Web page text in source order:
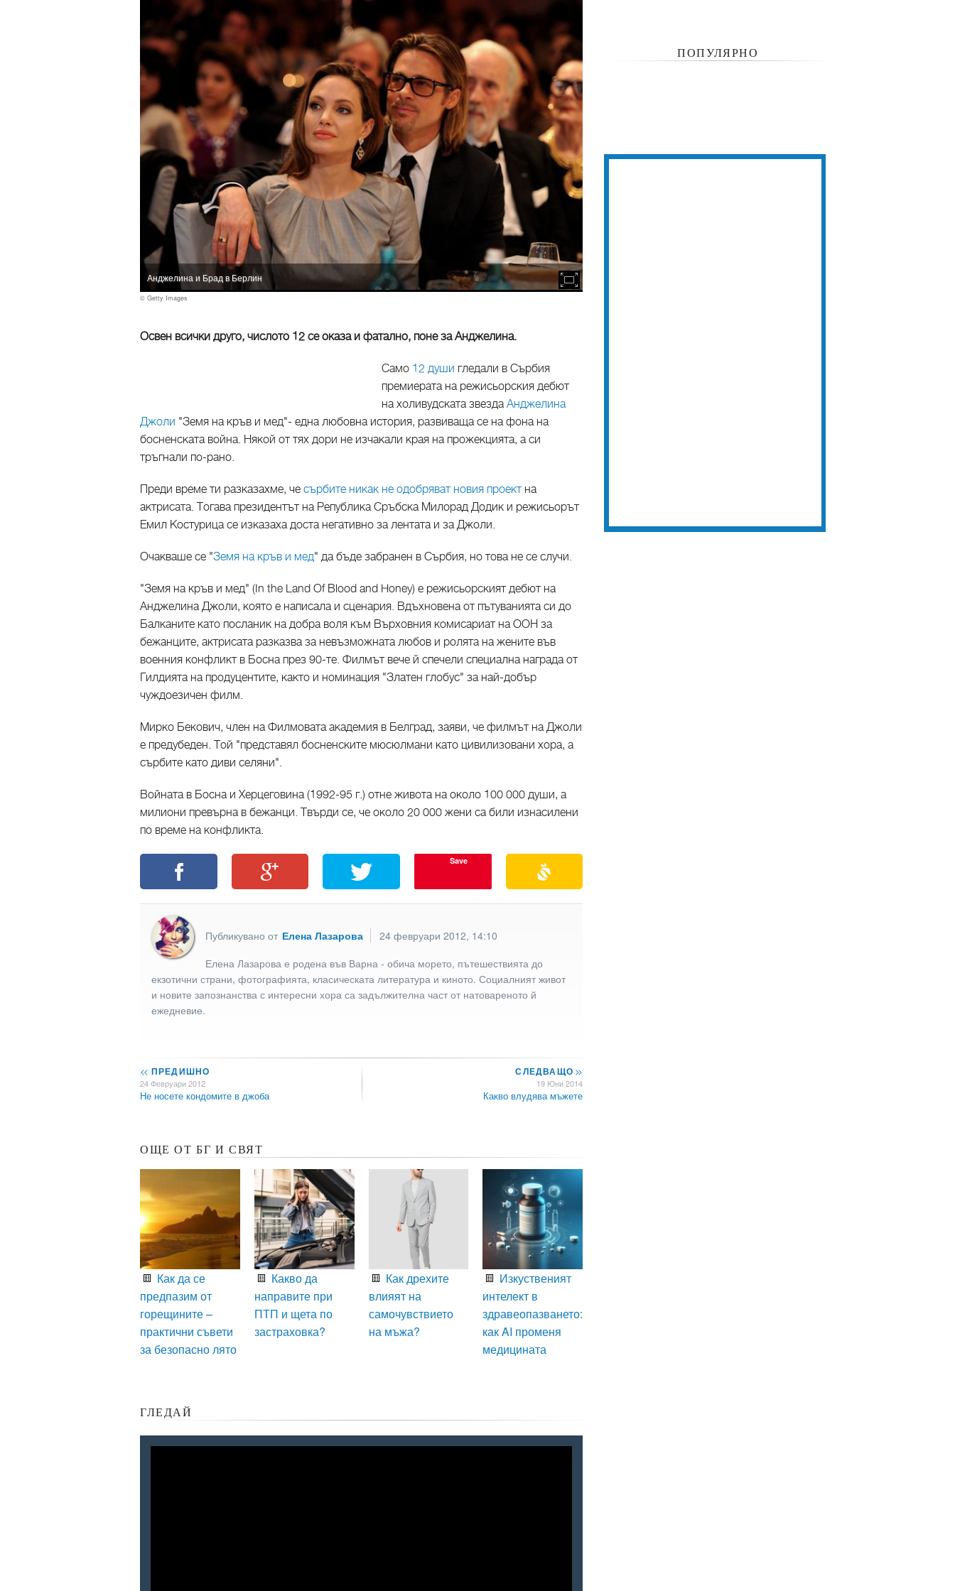
Анджелина и Брад в Берлин
© Getty Images
Освен всички друго, числото 12 се оказа и фатално, поне за Анджелина.
Само 12 души гледали в Сърбия
премиерата на режисьорския дебют
на холивудската звездаАнджелина
Джоли "Земя на кръв и мед"- една любовна история, развиваща се на фона на
босненската война. Някой от тях дори не изчакали края на прожекцията, а си
тръгнали по-рано.
Преди време ти разказахме, че сърбите никак не одобряват новия проектна
актрисата. Тогава президентът на Република Сръбска Милорад Додик и режисьорът
Емил Костурица се изказаха доста негативно за лентата и за Джоли.
Очакваше се "Земя на кръв и мед" да бъде забранен в Сърбия, но това не се случи.
"Земя на кръв и мед" (In the Land Of Blood and Honey) е режисьорският дебют на
Анджелина Джоли, която е написала и сценария. Вдъхновена от пътуванията си до
Балканите като посланик на добра воля към Върховния комисариат на ООН за
бежанците, актрисата разказва за невъзможната любов и ролята на жените във
военния конфликт в Босна през 90-те. Филмът вече й спечели специална награда от
Гилдията на продуцентите, както и номинация "Златен глобус" за най-добър
чуждоезичен филм.
Мирко Бекович, член на Филмовата академия в Белград, заяви, че филмът на Джоли
е предубеден. Той "представял босненските мюсюлмани като цивилизовани хора, а
сърбите като диви селяни".
Войната в Босна и Херцеговина (1992-95 г.) отне живота на около 100 000 души, а
милиони превърна в бежанци. Твърди се, че около 20 000 жени са били изнасилени
по време на конфликта.
Save
Публикувано от Елена Лазарова
24 февруари 2012, 14:10
Елена Лазарова е родена във Варна - обича морето, пътешествията до
екзотични страни, фотографията, класическата литература и киното. Социалният живот
и новите запознанства с интересни хора са задължителна част от натовареното й
ежедневие.
<< ПРЕДИШНО
24 Февруари 2012
Не носете кондомите в джоба
СЛЕДВАЩО>>
19 Юни 2014
Какво влудява мъжете
ОЩЕ ОТ БГ И СВЯТ
Как да се
предпазим от
горещините –
практични съвети
за безопасно лято
Какво да
направите при
ПТП и щета по
застраховка?
Как дрехите
влияят на
самочувствието
на мъжа?
Изкуственият
интелект в
здравеопазването:
как AI променя
медицината
ГЛЕДАЙ
ПОПУЛЯРНО